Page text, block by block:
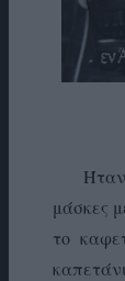
μάσκες
το